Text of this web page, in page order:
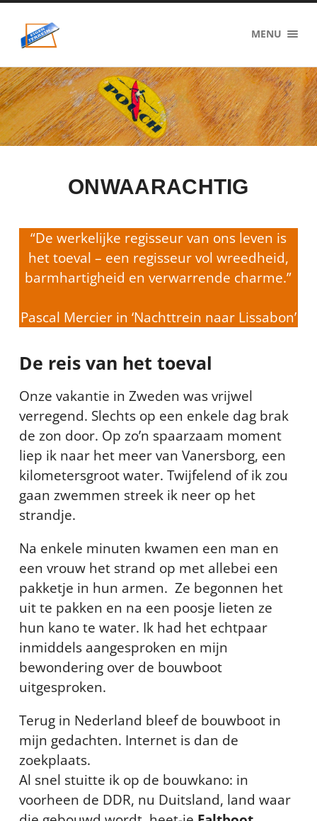
eigenzinnig
terrein
MENU
ONWAARACHTIG
“De werkelijke regisseur van ons leven is
het toeval – een regisseur vol wreedheid,
barmhartigheid en verwarrende charme.”
Pascal Mercier in ‘Nachttrein naar Lissabon’
De reis van het toeval
Onze vakantie in Zweden was vrijwel
verregend. Slechts op een enkele dag brak
de zon door. Op zo’n spaarzaam moment
liep ik naar het meer van Vanersborg, een
kilometersgroot water. Twijfelend of ik zou
gaan zwemmen streek ik neer op het
strandje.
Na enkele minuten kwamen een man en
een vrouw het strand op met allebei een
pakketje in hun armen. Ze begonnen het
uit te pakken en na een poosje lieten ze
hun kano te water. Ik had het echtpaar
inmiddels aangesproken en mijn
bewondering over de bouwboot
uitgesproken.
Terug in Nederland bleef de bouwboot in
mijn gedachten. Internet is dan de
zoekplaats.
Al snel stuitte ik op de bouwkano: in
voorheen de DDR, nu Duitsland, land waar